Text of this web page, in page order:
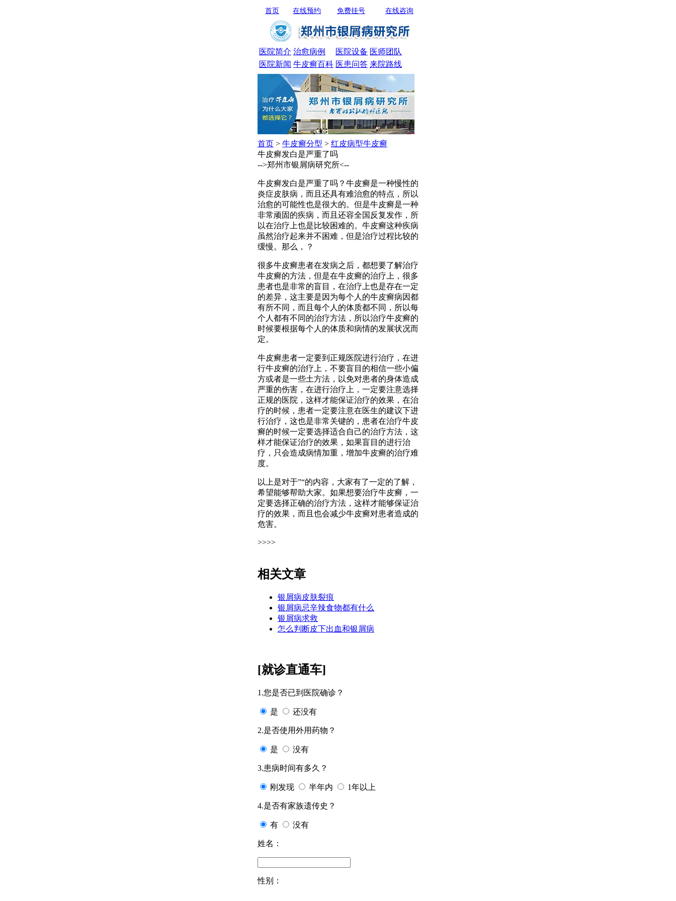
首页 在线咨询
免费挂号
在线预约
医院简介 治愈病例 医院设备 医师团队
医院新闻 牛皮癣百科 医患问答 来院路线
首页 > 牛皮癣分型 > 红皮病型牛皮癣
牛皮癣发白是严重了吗
-->郑州市银屑病研究所<--
牛皮癣发白是严重了吗？牛皮癣是一种慢性的
炎症皮肤病，而且还具有难治愈的特点，所以
治愈的可能性也是很大的。但是牛皮癣是一种
非常顽固的疾病，而且还容全国反复发作，所
以在治疗上也是比较困难的。牛皮癣这种疾病
虽然治疗起来并不困难，但是治疗过程比较的
缓慢。那么，？
很多牛皮癣患者在发病之后，都想要了解治疗
牛皮癣的方法，但是在牛皮癣的治疗上，很多
患者也是非常的盲目，在治疗上也是存在一定
的差异，这主要是因为每个人的牛皮癣病因都
有所不同，而且每个人的体质都不同，所以每
个人都有不同的治疗方法，所以治疗牛皮癣的
时候要根据每个人的体质和病情的发展状况而
定。
牛皮癣患者一定要到正规医院进行治疗，在进
行牛皮癣的治疗上，不要盲目的相信一些小偏
方或者是一些土方法，以免对患者的身体造成
严重的伤害，在进行治疗上，一定要注意选择
正规的医院，这样才能保证治疗的效果，在治
疗的时候，患者一定要注意在医生的建议下进
行治疗，这也是非常关键的，患者在治疗牛皮
癣的时候一定要选择适合自己的治疗方法，这
样才能保证治疗的效果，如果盲目的进行治
疗，只会造成病情加重，增加牛皮癣的治疗难
度。
以上是对于”“的内容，大家有了一定的了解，
希望能够帮助大家。如果想要治疗牛皮癣，一
定要选择正确的治疗方法，这样才能够保证治
疗的效果，而且也会减少牛皮癣对患者造成的
危害。
>>>>
相关文章
银屑病皮肤裂痕
银屑病忌辛辣食物都有什么
银屑病求救
怎么判断皮下出血和银屑病
[就诊直通车]
1.您是否已到医院确诊？
是 还没有
2.是否使用外用药物？
是 没有
3.患病时间有多久？
刚发现 半年内 1年以上
4.是否有家族遗传史？
有 没有
姓名：
性别：